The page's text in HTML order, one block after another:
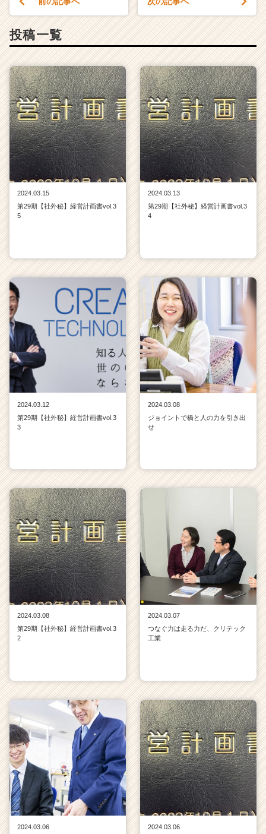
ト
届
く
就
活
サ
イ
ト
チ
ア
キ
リ
e
e
e
e
r）
投稿一覧
2024.03.15
第29期【社外秘】経営計画書vol.3
5
2024.03.13
第29期【社外秘】経営計画書vol.3
4
2024.03.12
第29期【社外秘】経営計画書vol.3
3
2024.03.08
ジョイントで橋と人の力を引き出
せ
2024.03.08
第29期【社外秘】経営計画書vol.3
2
2024.03.07
つなぐ力は走る力だ、クリテック
工業
2024.03.06 2024.03.06